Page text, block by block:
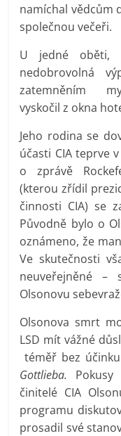
namíchal vědcům
společnou večeři.
U jedné oběti,
nedobrovolná
zatemněním
vyskočil z okna
Jeho rodina se
účasti CIA teprve
o zprávě
(kterou zřídil
činnosti CIA) se
Původně bylo o
oznámeno, že
Ve skutečnosti
neuveřejněné
Olsonovu
Olsonova smrt
LSD mít vážné
téměř bez
Gottlieba.
činitelé CIA
programu
prosadil své